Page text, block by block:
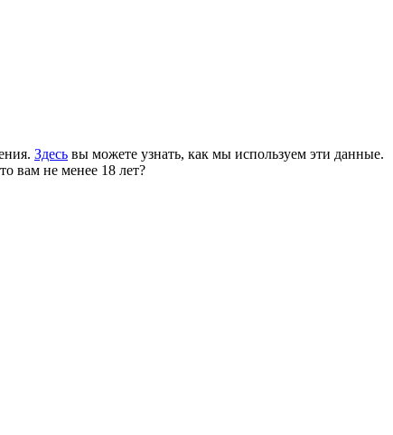
Здесь вы можете узнать, как мы используем эти данные.
вам не менее 18 лет?